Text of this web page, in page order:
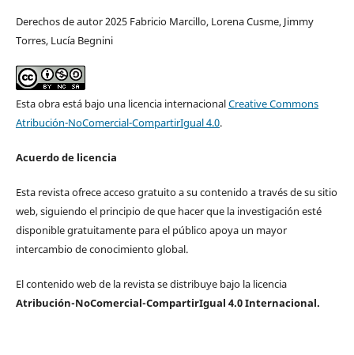
Derechos de autor 2025 Fabricio Marcillo, Lorena Cusme, Jimmy
Torres, Lucía Begnini
Esta obra está bajo una licencia internacionalCreative Commons
Atribución-NoComercial-CompartirIgual 4.0.
Acuerdo de licencia
Esta revista ofrece acceso gratuito a su contenido a través de su sitio
web, siguiendo el principio de que hacer que la investigación esté
disponible gratuitamente para el público apoya un mayor
intercambio de conocimiento global.
El contenido web de la revista se distribuye bajo la licencia
Atribución-NoComercial-CompartirIgual 4.0 Internacional.